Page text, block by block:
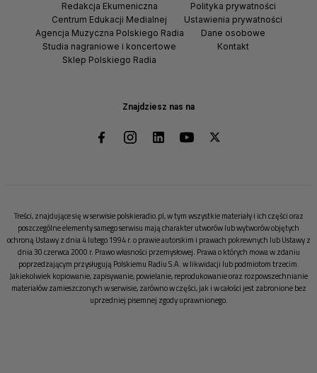
Znajdziesz nas na
Redakcja Ekumeniczna
Centrum Edukacji Medialnej
Agencja Muzyczna Polskiego Radia
Studia nagraniowe i koncertowe
Sklep Polskiego Radia
Polityka prywatności
Ustawienia prywatności
Dane osobowe
Kontakt
Treści, znajdujące się w serwisie polskieradio.pl, w tym wszystkie materiały i ich części oraz
poszczególne elementy samego serwisu mają charakter utworów lub wytworów objętych
ochroną Ustawy z dnia 4 lutego 1994 r. o prawie autorskim i prawach pokrewnych lub Ustawy z
dnia 30 czerwca 2000 r. Prawo własności przemysłowej. Prawa o których mowa w zdaniu
poprzedzającym przysługują Polskiemu Radiu S.A. w likwidacji lub podmiotom trzecim.
Jakiekolwiek kopiowanie, zapisywanie, powielanie, reprodukowanie oraz rozpowszechnianie
materiałów zamieszczonych w serwisie, zarówno w części, jak i w całości jest zabronione bez
uprzedniej pisemnej zgody uprawnionego.